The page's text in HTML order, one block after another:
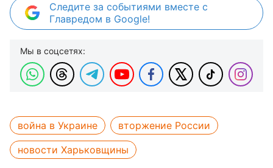
Следите за событиями вместе с
Главредом в Google!
Мы в соцсетях:
война в Украине
вторжение России
новости Харьковщины